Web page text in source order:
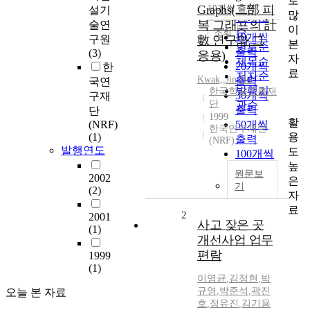
설기
술연
구원
(3)
한
국연
구재
단
(NRF)
(1)
발행연도
2002
(2)
2001
(1)
1999
(1)
오늘 본 자료
순
인기도
순
연도순
제목순
저자순
발행기
관순
내림차순
10개씩 출력
10개씩
출력
20개씩
출력
30개씩
출력
50개씩
출력
100개씩
출력
조회
Graphs(二部 피
복 그래프의 計
數 연구와 그
응용)
Kwak,,Jin,Ho
한국학술진흥재
단
1999
한국연구재단
(NRF)
원문보
기
2
사고 잦은 곳
개선사업 업무
편람
이영균,김정현 ,박
규영 ,박준석 ,곽진
호,정유진 ,김기용
많
이
본
자
료
활
용
도
높
은
자
료